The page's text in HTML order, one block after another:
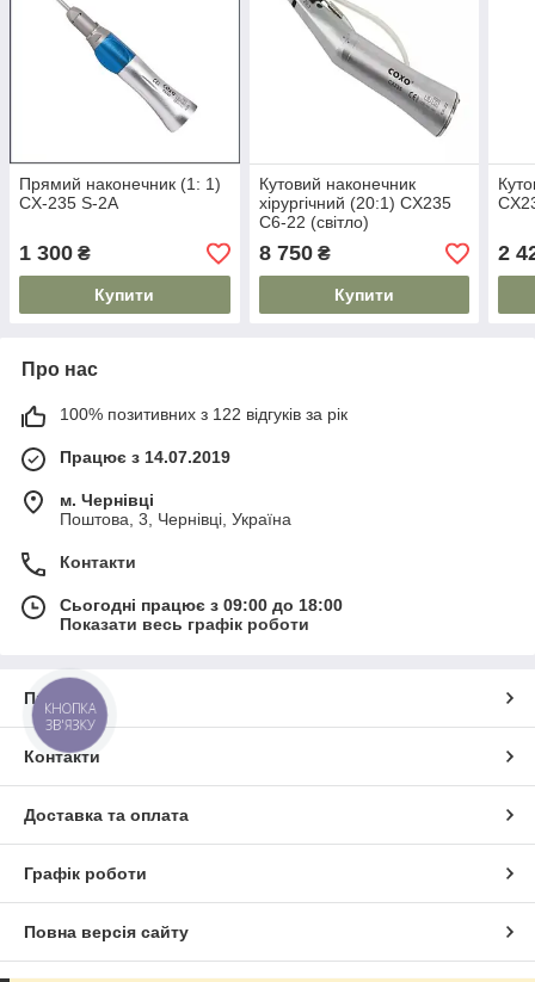
Прямий наконечник (1: 1)
CX-235 S-2A
1 300 ₴
Купити
Кутовий наконечник
хірургічний (20:1) CX235
C6-22 (світло)
8 750₴
Купити
2
Про нас
100% позитивних з 122 відгуків за рік
Працює з 14.07.2019
м. Чернівці
Поштова, 3, Чернівці, Україна
Контакти
Сьогодні працює з 09:00 до 18:00
Показати весь графік роботи
Про нас
Контакти
Доставка та оплата
Графік роботи
Повна версія сайту
КНОПКА
ЗВ'ЯЗКУ